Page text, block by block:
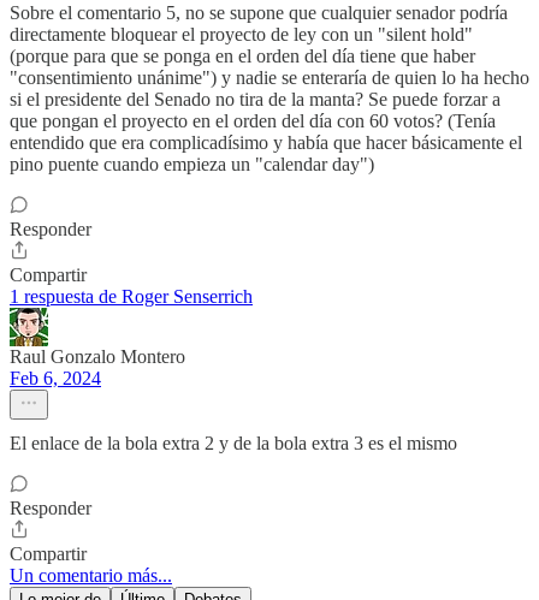
Sobre el comentario 5, no se supone que cualquier senador podría
directamente bloquear el proyecto de ley con un "silent hold"
(porque para que se ponga en el orden del día tiene que haber
"consentimiento unánime") y nadie se enteraría de quien lo ha hecho
si el presidente del Senado no tira de la manta? Se puede forzar a
que pongan el proyecto en el orden del día con 60 votos? (Tenía
entendido que era complicadísimo y había que hacer básicamente el
pino puente cuando empieza un "calendar day")
Responder
Compartir
1 respuesta de Roger Senserrich
Raul Gonzalo Montero
Feb 6, 2024
El enlace de la bola extra 2 y de la bola extra 3 es el mismo
Responder
Compartir
Un comentario más...